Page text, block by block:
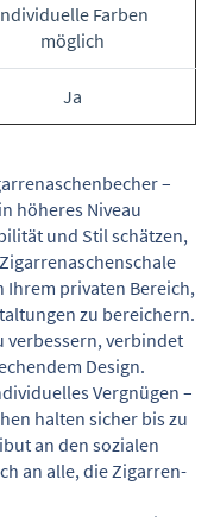
Farben
möglich
Ja
–
höheres Niveau
und Stil schätzen,
Ihrem privaten Bereich,
zu bereichern.
verbessern, verbindet
Design.
Vergnügen –
halten sicher bis zu
an den sozialen
an alle, die Zigarren-